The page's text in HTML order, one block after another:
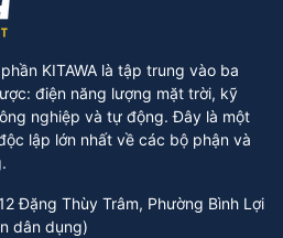
có tính linh hoạt khá cao
còn có tính năng kết nối
dùng.
KITAWA là tập trung vào ba
điện năng lượng mặt trời, kỹ
nghiệp và tự động. Đây là một
lập lớn nhất về các bộ phận và
Đặng Thùy Trâm, Phường Bình Lợi
dân dụng)